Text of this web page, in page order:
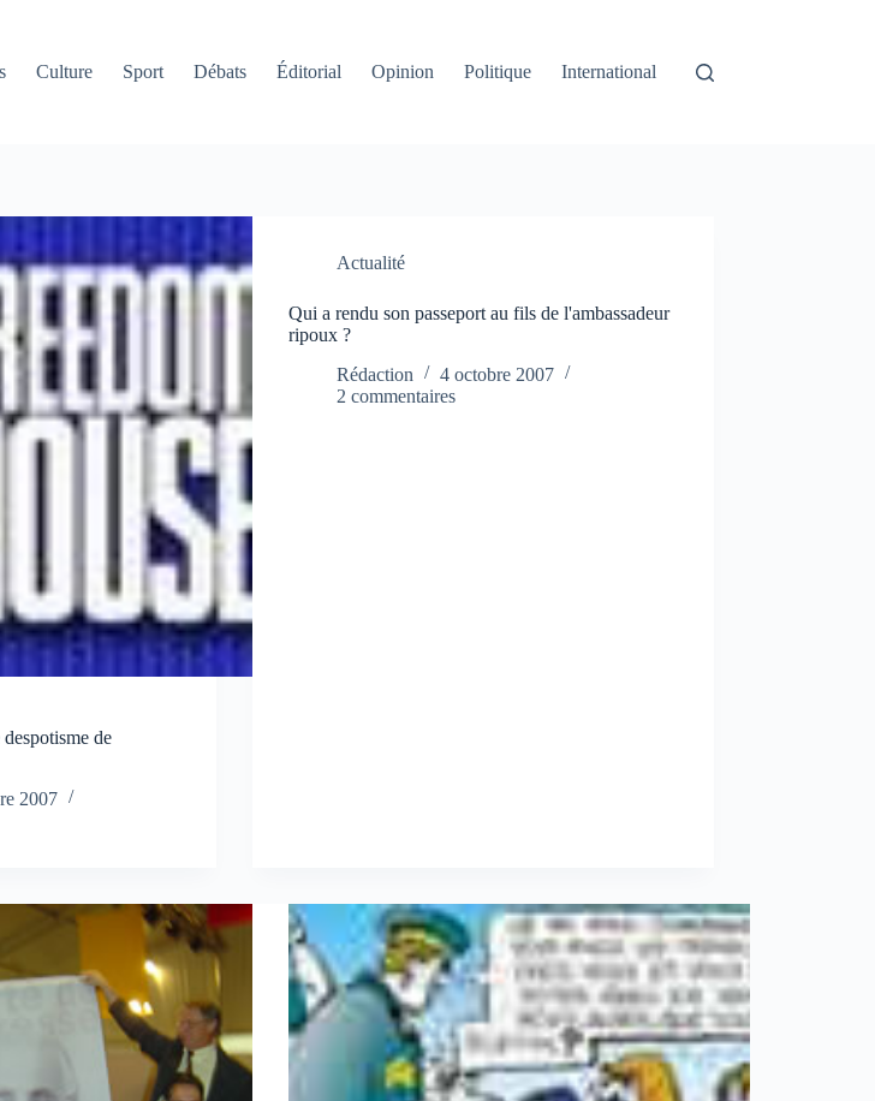
Culture Sport Débats Éditorial Opinion Politique International
de
2007
Actualité
Qui a rendu son passeport au fils de l'ambassadeur
ripoux ?
Rédaction
4 octobre 2007
2 commentaires